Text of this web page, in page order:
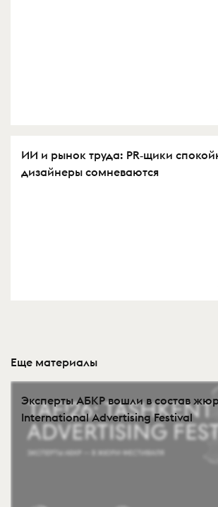
ИИ и рынок труда: PR‑щики
дизайнеры сомневаются
Еще материалы
Эксперты АБКР вошли в состав
International Advertising Festival